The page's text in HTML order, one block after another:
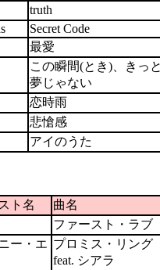
truth
Secret Code
最愛
この瞬間(とき)、きっ
夢じゃない
恋時雨
悲愴感
アイのうた
ト名
曲名
ファースト・ラブ
ー・エ プロミス・リング
feat. シアラ